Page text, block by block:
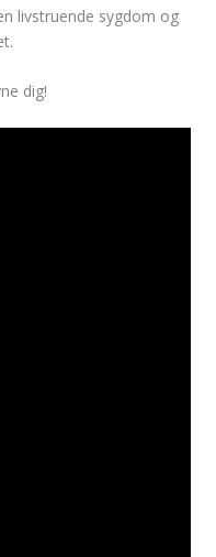
livstruende sygdom og
dig!